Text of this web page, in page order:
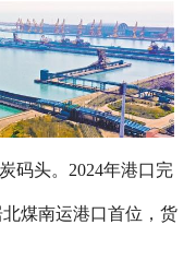
头。2024年港口完
煤南运港口首位，货